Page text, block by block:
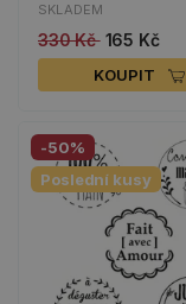
SKLADEM
330 Kč 165 Kč
KOUPIT
-50%
Poslední kusy